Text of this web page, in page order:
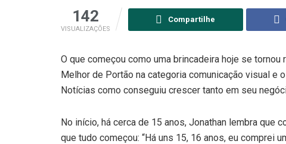
142
VISUALIZAÇÕES
Compartilhe
O que começou como uma brincadeira hoje se
Melhor de Portão na categoria comunicação visual e
Notícias como conseguiu crescer tanto em seu
No início, há cerca de 15 anos, Jonathan lembra que
que tudo começou: “Há uns 15, 16 anos, eu comprei